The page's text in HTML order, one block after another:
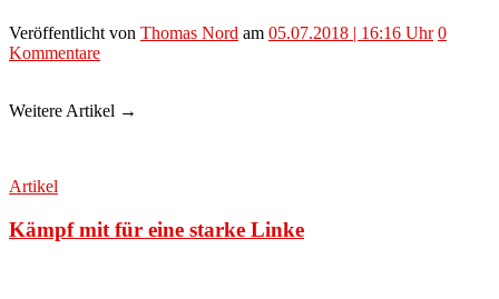
Veröffentlicht von Thomas Nord am 05.07.2018 | 16:16 Uhr 0
Kommentare
Weitere Artikel →
Artikel
Kämpf mit für eine starke Linke